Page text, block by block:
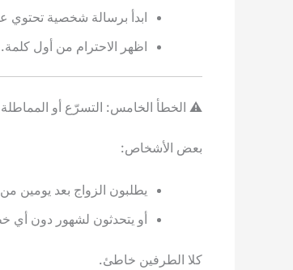
ابدأ برسالة شخصية تحتوي
اظهر الاحترام من أول كلمة.
⚠️ الخطأ الخامس: التسرّع أو المماطلة
بعض الأشخاص:
يطلبون الزواج بعد يومين
أو يتحدثون لشهور دون أي
كلا الطرفين خاطئ.